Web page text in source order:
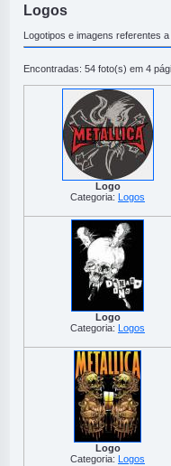
Logos
Logotipos e imagens referentes a
Encontradas: 54 foto(s) em 4
Logo
Categoria: Logos
Logo
Categoria: Logos
Logo
Categoria: Logos